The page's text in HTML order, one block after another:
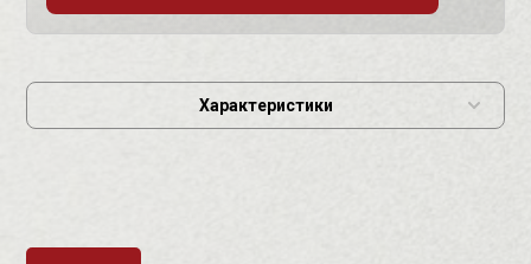
Характеристики